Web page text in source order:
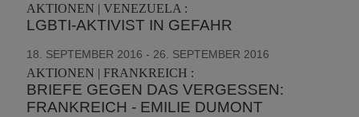
AKTIONEN | VENEZUELA :
LGBTI-AKTIVIST IN GEFAHR
18. SEPTEMBER 2016 - 26. SEPTEMBER 2016
AKTIONEN | FRANKREICH :
BRIEFE GEGEN DAS VERGESSEN:
FRANKREICH - EMILIE DUMONT